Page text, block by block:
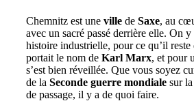
Chemnitz est une ville de Saxe, au
avec un sacré passé derrière elle. On
histoire industrielle, pour ce qu’il reste
portait le nom de Karl Marx, et pour
s’est bien réveillée. Que vous soyez
de la Seconde guerre mondiale sur
de passage, il y a de quoi faire.